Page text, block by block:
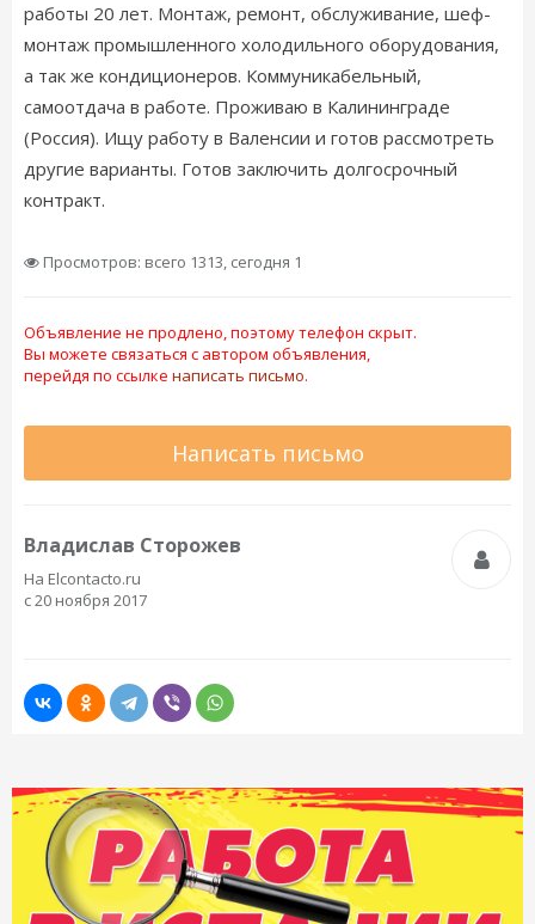
работы 20 лет. Монтаж, ремонт, обслуживание, шеф-
монтаж промышленного холодильного оборудования,
а так же кондиционеров. Коммуникабельный,
самоотдача в работе. Проживаю в Калининграде
(Россия). Ищу работу в Валенсии и готов рассмотреть
другие варианты. Готов заключить долгосрочный
контракт.
Просмотров: всего 1313, сегодня 1
Объявление не продлено, поэтому телефон скрыт.
Вы можете связаться с автором объявления,
перейдя по ссылке написать письмо.
Написать письмо
Владислав Сторожев
На Elcontacto.ru
с 20 ноября 2017